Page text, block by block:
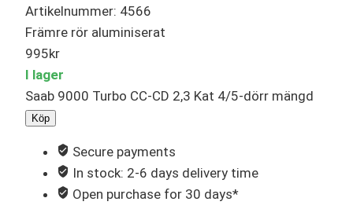
Artikelnummer: 4566
Främre rör aluminiserat
995kr
I lager
Saab 9000 Turbo CC-CD 2,3 Kat 4/5-dörr mängd
Köp
Secure payments
In stock: 2-6 days delivery time
Open purchase for 30 days*